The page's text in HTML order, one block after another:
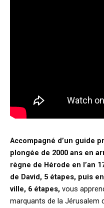
Accompagné d’un guide
plongée de 2000 ans en
règne de Hérode en l’an
de David, 5 étapes, puis
ville, 6 étapes, vous
marquants de la Jérusalem